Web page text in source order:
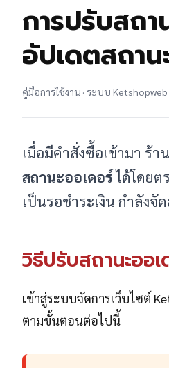
การปรับสถา
อัปเดตสถา
คู่มือการใช้งาน · ระบบ
เมื่อมีคำสั่งซื้อเข้ามา ร้า
สถานะออเดอร์ได้โดยต
เป็นรอชำระเงิน กำลังจั
วิธีปรับสถานะออ
เข้าสู่ระบบจัดการเว็บไซต์
ตามขั้นตอนต่อไปนี้